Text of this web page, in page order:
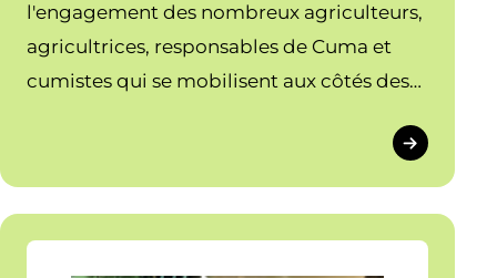
l'engagement des nombreux agriculteurs,
agricultrices, responsables de Cuma et
cumistes qui se mobilisent aux côtés des